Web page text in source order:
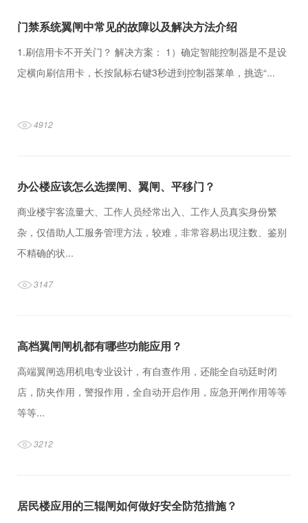
门禁系统翼闸中常见的故障以及解决方法介绍
1.刷信用卡不开关门？ 解决方案： 1）确定智能控制器是不是设
定横向刷信用卡，长按鼠标右键3秒进到控制器莱单，挑选“...
4912
办公楼应该怎么选摆闸、翼闸、平移门？
商业楼宇客流量大、工作人员经常出入、工作人员真实身份繁
杂，仅借助人工服务管理方法，较难，非常容易出現注数、鉴别
不精确的状...
3147
高档翼闸闸机都有哪些功能应用？
高端翼闸选用机电专业设计，有自查作用，还能全自动廷时闭
店，防夹作用，警报作用，全自动开启作用，应急开闸作用等等
等等...
3212
居民楼应用的三辊闸如何做好安全防范措施？